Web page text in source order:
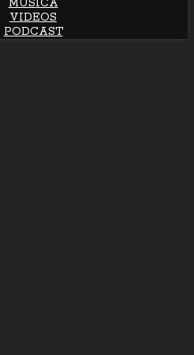
MÚSICA
VIDEOS
PODCAST